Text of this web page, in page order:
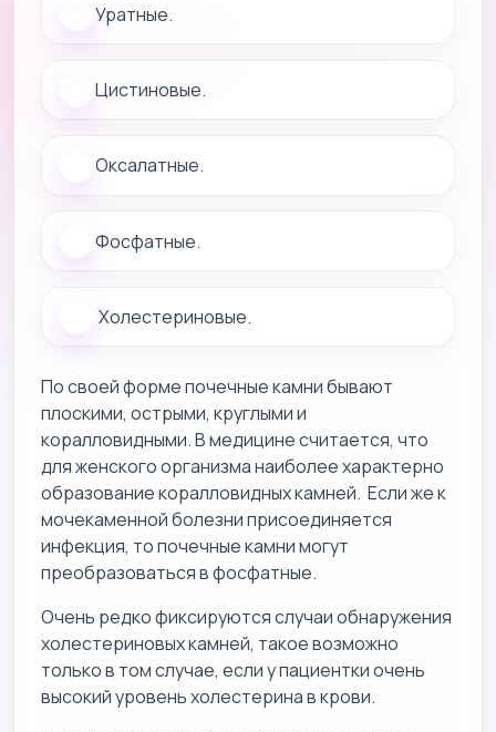
Уратные.
Цистиновые.
Оксалатные.
Фосфатные.
Холестериновые.
По своей форме почечные камни бывают
плоскими, острыми, круглыми и
коралловидными. В медицине считается, что
для женского организма наиболее характерно
образование коралловидных камней. Если же к
мочекаменной болезни присоединяется
инфекция, то почечные камни могут
преобразоваться в фосфатные.
Очень редко фиксируются случаи обнаружения
холестериновых камней, такое возможно
только в том случае, если у пациентки очень
высокий уровень холестерина в крови.